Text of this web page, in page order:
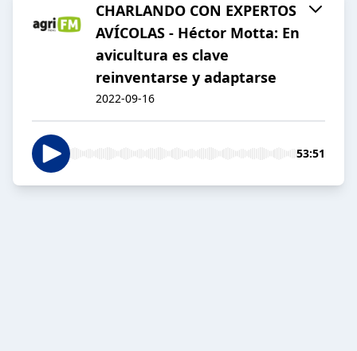
CHARLANDO CON EXPERTOS
AVÍCOLAS - Héctor Motta: En
avicultura es clave
reinventarse y adaptarse
2022-09-16
53:51